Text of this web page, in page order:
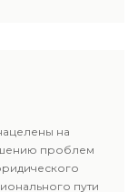
на
проблем
пути